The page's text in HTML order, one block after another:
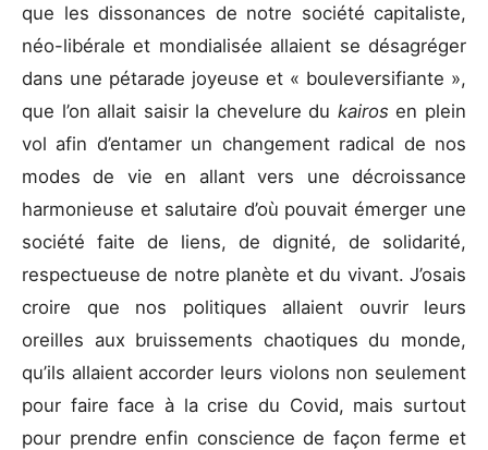
que les dissonances de notre société capitaliste,
néo-libérale et mondialisée allaient se désagréger
dans une pétarade joyeuse et « bouleversifiante »,
que l’on allait saisir la chevelure du kairosen plein
vol afin d’entamer un changement radical de nos
modes de vie en allant vers une décroissance
harmonieuse et salutaire d’où pouvait émerger une
société faite de liens, de dignité, de solidarité,
respectueuse de notre planète et du vivant. J’osais
croire que nos politiques allaient ouvrir leurs
oreilles aux bruissements chaotiques du monde,
qu’ils allaient accorder leurs violons non seulement
pour faire face à la crise du Covid, mais surtout
pour prendre enfin conscience de façon ferme et